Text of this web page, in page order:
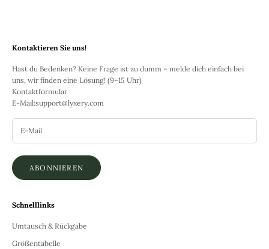
Kontaktieren Sie uns!
Hast du Bedenken? Keine Frage ist zu dumm – melde dich einfach bei
uns, wir finden eine Lösung! (9–15 Uhr)
Kontaktformular
E-Mail:support@lyxery.com
ABONNIEREN
Schnelllinks
Umtausch & Rückgabe
Größentabelle